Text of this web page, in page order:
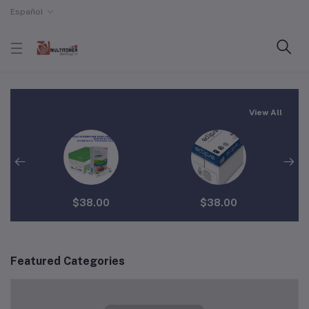
Español
View All
$38.00 $38.00
Featured Categories